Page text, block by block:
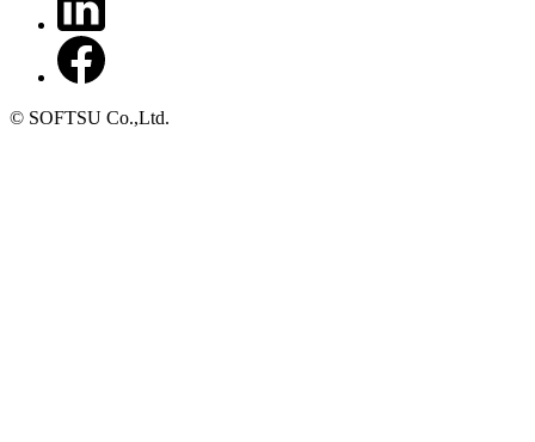
© SOFTSU Co.,Ltd.